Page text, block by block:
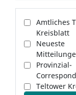
Amtliches
Kreisblatt
Neueste
Provinzial-
Teltower